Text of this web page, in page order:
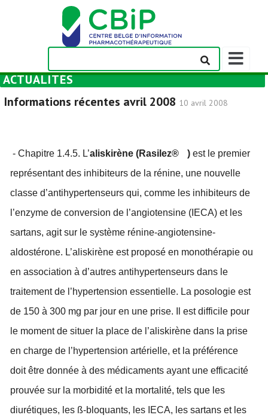
Afficher/
la
ACTUALITÉS
Informations récentes avril 2008 10 avril 2008
- Chapitre 1.4.5. L’aliskirène (Rasilez® ) est le premier
représentant des inhibiteurs de la rénine, une nouvelle
classe d’antihypertenseurs qui, comme les inhibiteurs de
l’enzyme de conversion de l’angiotensine (IECA) et les
sartans, agit sur le système rénine-angiotensine-
aldostérone. L’aliskirène est proposé en monothérapie ou
en association à d’autres antihypertenseurs dans le
traitement de l’hypertension essentielle. La posologie est
de 150 à 300 mg par jour en une prise. Il est difficile pour
le moment de situer la place de l’aliskirène dans la prise
en charge de l’hypertension artérielle, et la préférence
doit être donnée à des médicaments ayant une efficacité
prouvée sur la morbidité et la mortalité, tels que les
diurétiques, les ß-bloquants, les IECA, les sartans et les